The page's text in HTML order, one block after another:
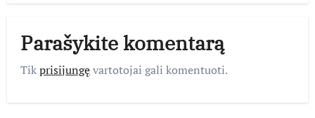
Parašykite komentarą
Tikprisijungęvartotojai gali komentuoti.